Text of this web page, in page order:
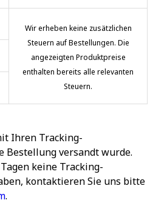
Wir erheben keine zusätzlichen
Steuern auf Bestellungen. Die
angezeigten Produktpreise
enthalten bereits alle relevanten
Steuern.
Ihren Tracking-
Bestellung versandt wurde.
keine Tracking-
kontaktieren Sie uns bitte
.